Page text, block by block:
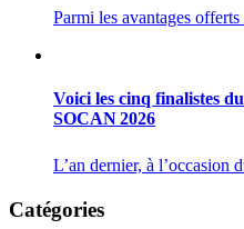
Parmi les avantages
Voici les cinq finalistes
SOCAN 2026
L’an dernier, à l’occasion
Catégories